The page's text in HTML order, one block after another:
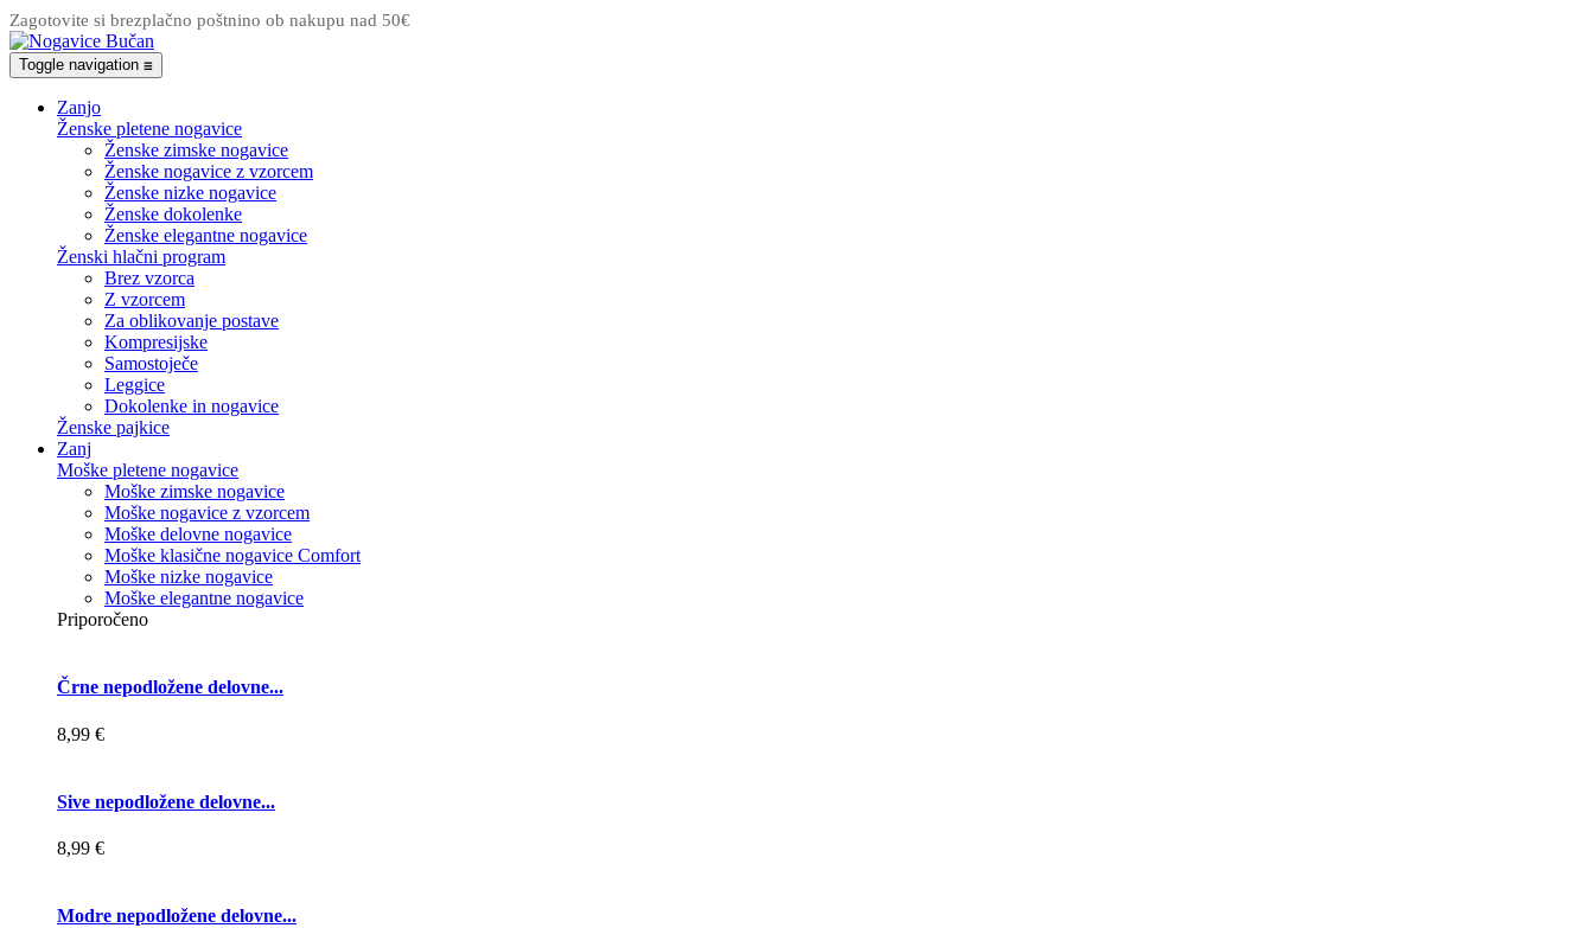
Zagotovite si brezplačno poštnino ob nakupu nad 50€
Toggle navigation ☰
Zanjo
Ženske pletene nogavice
Ženske zimske nogavice
Ženske nogavice z vzorcem
Ženske nizke nogavice
Ženske dokolenke
Ženske elegantne nogavice
Ženski hlačni program
Brez vzorca
Z vzorcem
Za oblikovanje postave
Kompresijske
Samostoječe
Leggice
Dokolenke in nogavice
Ženske pajkice
Zanj
Moške pletene nogavice
Moške zimske nogavice
Moške nogavice z vzorcem
Moške delovne nogavice
Moške klasične nogavice Comfort
Moške nizke nogavice
Moške elegantne nogavice
Priporočeno
Črne nepodložene delovne...
8,99 €
Sive nepodložene delovne...
8,99 €
Modre nepodložene delovne...